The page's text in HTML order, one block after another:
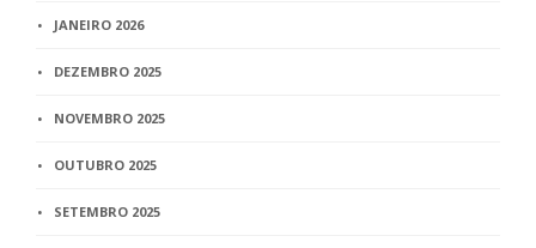
JANEIRO 2026
DEZEMBRO 2025
NOVEMBRO 2025
OUTUBRO 2025
SETEMBRO 2025